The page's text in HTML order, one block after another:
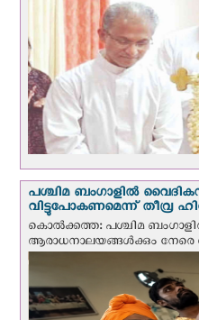
പശ്ചിമ ബംഗാളിൽ
വിട്ടുപോകണമെന്ന് തീവ്ര
കൊല്‍ക്കത്ത: പശ്ചിമ
ആരാധനാലയങ്ങൾക്കും നേരെ